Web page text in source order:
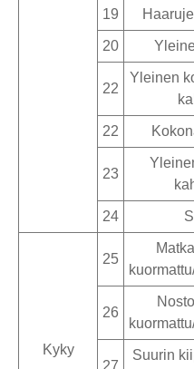
19
20
22
Yleinen
22
23
24
Kyky
25
26
27
Suurin